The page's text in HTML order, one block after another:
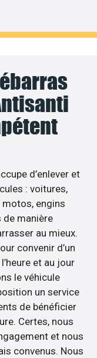
d’enlever et
: voitures,
motos, engins
de manière
au mieux.
convenir d’un
et au jour
le véhicule
un service
de bénéficier
Certes, nous
et nous
convenus. Nous